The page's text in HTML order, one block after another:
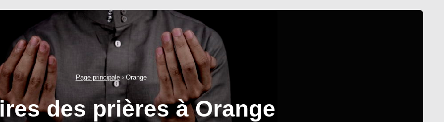
Page principale› Orange
des prières à Orange